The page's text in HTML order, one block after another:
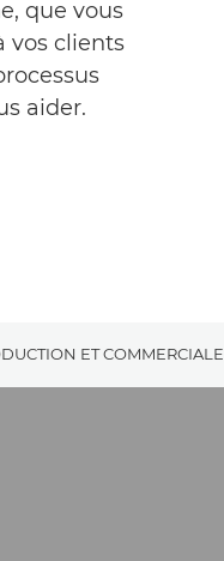
que vous
vos clients
aider.
ET COMMERCIALE